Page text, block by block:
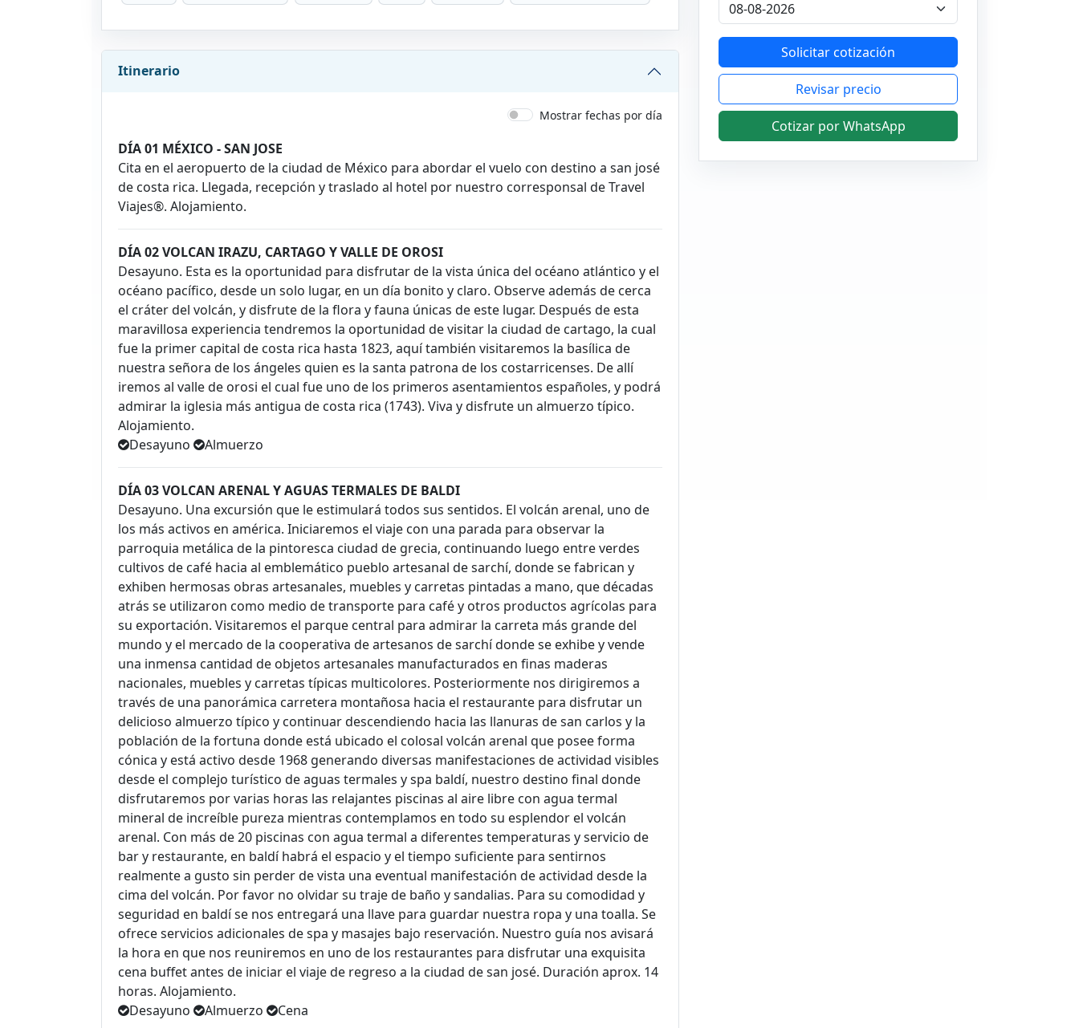
Itinerario
Mostrar fechas por día
DÍA 01 MÉXICO - SAN JOSE
Cita en el aeropuerto de la ciudad de México para abordar el vuelo con destino a san josé
de costa rica. Llegada, recepción y traslado al hotel por nuestro corresponsal de Travel
Viajes®. Alojamiento.
DÍA 02 VOLCAN IRAZU, CARTAGO Y VALLE DE OROSI
Desayuno. Esta es la oportunidad para disfrutar de la vista única del océano atlántico y el
océano pacífico, desde un solo lugar, en un día bonito y claro. Observe además de cerca
el cráter del volcán, y disfrute de la flora y fauna únicas de este lugar. Después de esta
maravillosa experiencia tendremos la oportunidad de visitar la ciudad de cartago, la cual
fue la primer capital de costa rica hasta 1823, aquí también visitaremos la basílica de
nuestra señora de los ángeles quien es la santa patrona de los costarricenses. De allí
iremos al valle de orosi el cual fue uno de los primeros asentamientos españoles, y podrá
admirar la iglesia más antigua de costa rica (1743). Viva y disfrute un almuerzo típico.
Alojamiento.
Desayuno
Almuerzo
DÍA 03 VOLCAN ARENAL Y AGUAS TERMALES DE BALDI
Desayuno. Una excursión que le estimulará todos sus sentidos. El volcán arenal, uno de
los más activos en américa. Iniciaremos el viaje con una parada para observar la
parroquia metálica de la pintoresca ciudad de grecia, continuando luego entre verdes
cultivos de café hacia al emblemático pueblo artesanal de sarchí, donde se fabrican y
exhiben hermosas obras artesanales, muebles y carretas pintadas a mano, que décadas
atrás se utilizaron como medio de transporte para café y otros productos agrícolas para
su exportación. Visitaremos el parque central para admirar la carreta más grande del
mundo y el mercado de la cooperativa de artesanos de sarchí donde se exhibe y vende
una inmensa cantidad de objetos artesanales manufacturados en finas maderas
nacionales, muebles y carretas típicas multicolores. Posteriormente nos dirigiremos a
través de una panorámica carretera montañosa hacia el restaurante para disfrutar un
delicioso almuerzo típico y continuar descendiendo hacia las llanuras de san carlos y la
población de la fortuna donde está ubicado el colosal volcán arenal que posee forma
cónica y está activo desde 1968 generando diversas manifestaciones de actividad visibles
desde el complejo turístico de aguas termales y spa baldí, nuestro destino final donde
disfrutaremos por varias horas las relajantes piscinas al aire libre con agua termal
mineral de increíble pureza mientras contemplamos en todo su esplendor el volcán
arenal. Con más de 20 piscinas con agua termal a diferentes temperaturas y servicio de
bar y restaurante, en baldí habrá el espacio y el tiempo suficiente para sentirnos
realmente a gusto sin perder de vista una eventual manifestación de actividad desde la
cima del volcán. Por favor no olvidar su traje de baño y sandalias. Para su comodidad y
seguridad en baldí se nos entregará una llave para guardar nuestra ropa y una toalla. Se
ofrece servicios adicionales de spa y masajes bajo reservación. Nuestro guía nos avisará
la hora en que nos reuniremos en uno de los restaurantes para disfrutar una exquisita
cena buffet antes de iniciar el viaje de regreso a la ciudad de san josé. Duración aprox. 14
horas. Alojamiento.
Desayuno
Almuerzo Cena
Solicitar cotización
Revisar precio
Cotizar por WhatsApp